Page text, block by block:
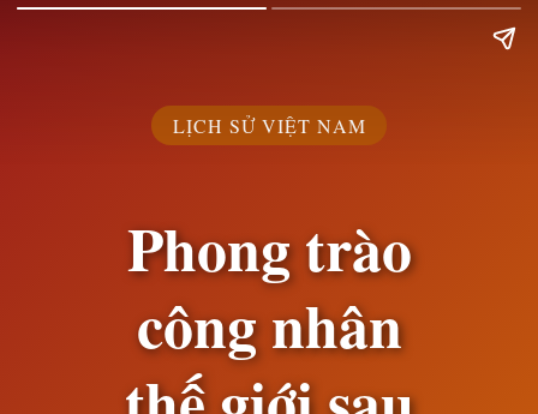
LỊCH SỬ VIỆT NAM
Phong trào
công nhân